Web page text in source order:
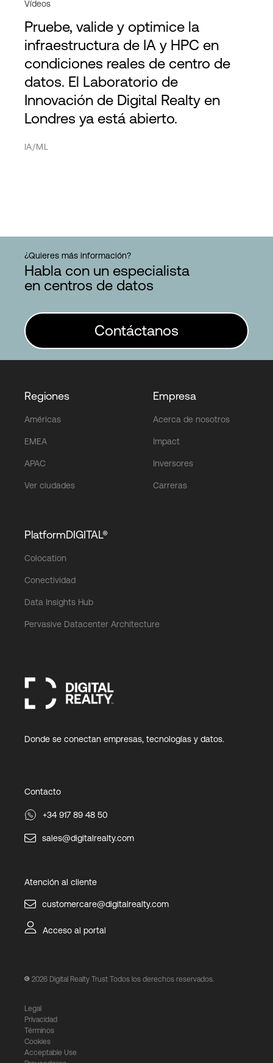
Vídeos
Pruebe, valide y optimice la
infraestructura de IA y HPC en
condiciones reales de centro de
datos. El Laboratorio de
Innovación de Digital Realty en
Londres ya está abierto.
IA/ML
¿Quieres más información?
Habla con un especialista
en centros de datos
Contáctanos
Regiones
Américas
EMEA
APAC
Ver ciudades
Empresa
Acerca de nosotros
Impact
Inversores
Carreras
PlatformDIGITAL®
Colocation
Conectividad
Data Insights Hub
Pervasive Datacenter Architecture
Donde se conectan empresas, tecnologías y datos.
Contacto
+34 917 89 48 50
sales@digitalrealty.com
Atención al cliente
customercare@digitalrealty.com
Acceso al portal
2026 Digital Realty Trust Todos los derechos reservados.
Legal
Privacidad
Términos
Cookies
Acceptable Use